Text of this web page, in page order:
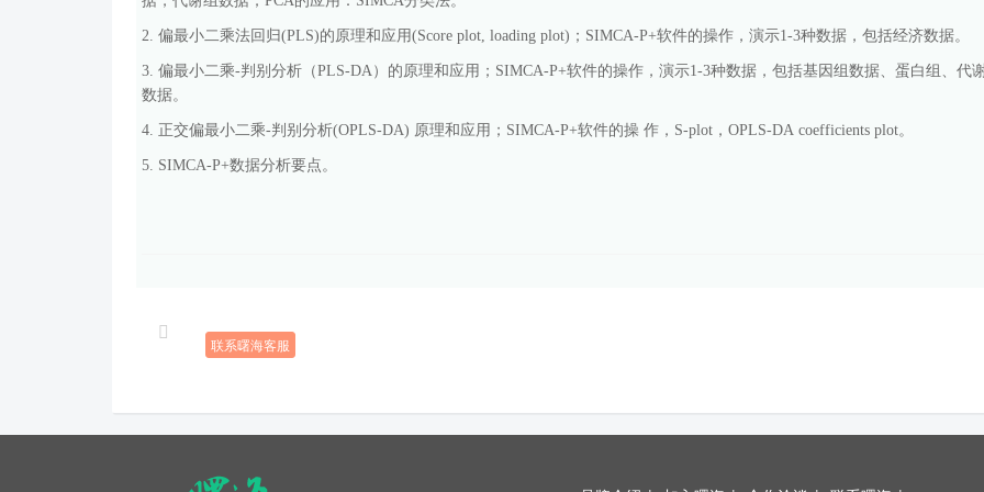
2. 偏最小二乘法回归(PLS)的原理和应用(Score plot, loading plot) ； SIMCA-P+软件的操作，演示1-3种数据，包括经济数据。
3. 偏最小二乘-判别分析（PLS-DA）的原理和应用； SIMCA-P+软件的操作，演示1-3种数据，包括基因组数据、蛋白组、代
数据。
4. 正交偏最小二乘-判别分析(OPLS-DA) 原理和应用； SIMCA-P+软件的操 作， S-plot ， OPLS-DA coefficients plot。
5. SIMCA-P+数据分析要点。
联系曙海客服